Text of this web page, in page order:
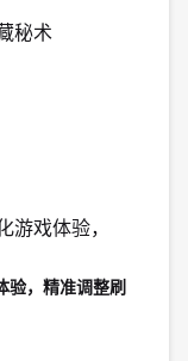
验，精准调整刷